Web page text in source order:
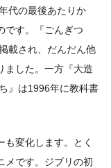
代の最後あたりか
です。『ごんぎつ
載され、だんだん他
ました。一方『大造
』は1996年に教科書
変化します。とく
メです。ジブリの初